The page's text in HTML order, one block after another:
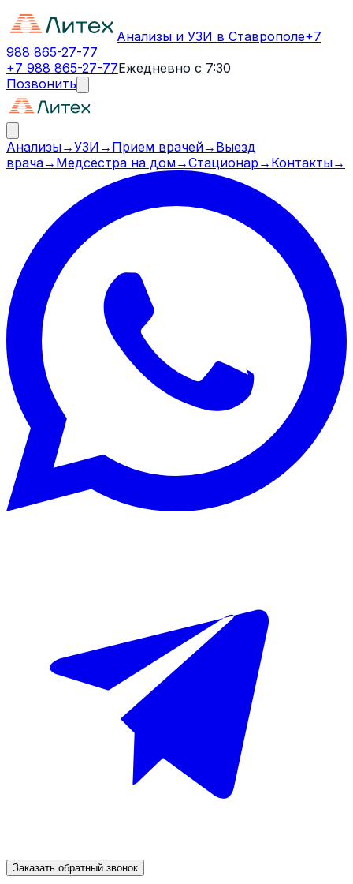
Анализы и УЗИ в Ставрополе+7
988 865-27-77
+7 988 865-27-77Ежедневно с 7:30
Позвонить
Анализы→УЗИ → Прием врачей→ Выезд
врача→ Медсестра на дом→Стационар → Контакты→
Заказать обратный звонок